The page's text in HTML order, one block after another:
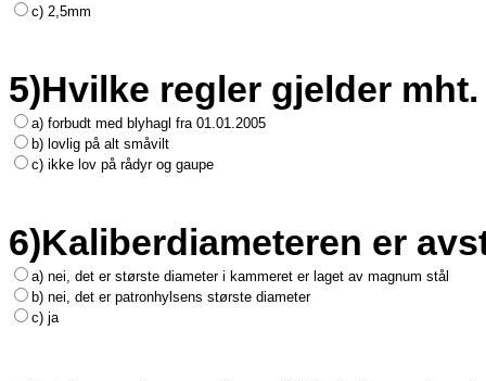
c) 2,5mm
5)Hvilke regler gjelder
a) forbudt med blyhagl fra 01.01.2005
b) lovlig på alt småvilt
c) ikke lov på rådyr og gaupe
6)Kaliberdiameteren er
a) nei, det er største diameter i kammeret er laget av magnum stål
b) nei, det er patronhylsens største diameter
c) ja